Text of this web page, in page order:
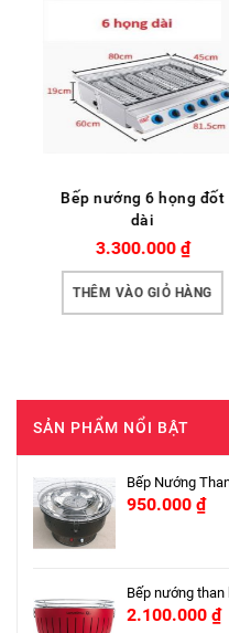
Bếp nướng 6 họng đốt
dài
3.300.000₫
THÊM VÀO GIỎ HÀNG
SẢN PHẨM NỔI BẬT
Bếp Nướng
950.000 ₫
Bếp nướng
2.100.000 ₫